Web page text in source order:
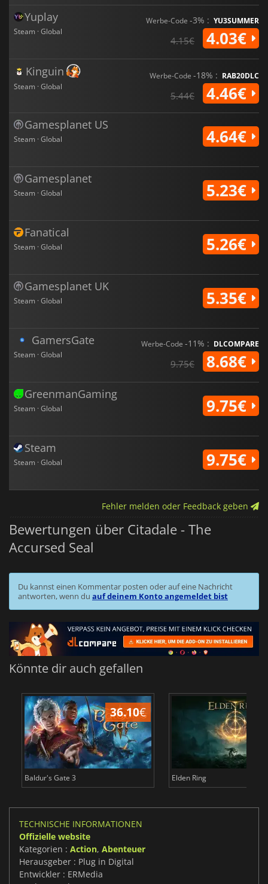
Yuplay
Steam · Global
Werbe-Code -3% : YU3SUMMER
4.15€ 4.03€
Kinguin
Steam · Global
Werbe-Code -18% : RAB20DLC
5.44€ 4.46€
Gamesplanet US
Steam · Global 4.64€
Gamesplanet
Steam · Global 5.23€
Fanatical
Steam · Global 5.26€
Gamesplanet UK
Steam · Global 5.35€
GamersGate
Steam · Global
Werbe-Code -11% : DLCOMPARE
9.75€ 8.68€
GreenmanGaming
Steam · Global 9.75€
Steam
Steam · Global 9.75€
Fehler melden oder Feedback geben
Bewertungen über Citadale - The
Accursed Seal
Du kannst einen Kommentar posten oder auf eine Nachricht
antworten, wenn du auf deinem Konto angemeldet bist
Könnte dir auch gefallen
36.10€
Baldur's Gate 3 Elden Ring
TECHNISCHE INFORMATIONEN
Offizielle website
Kategorien : Action, Abenteuer
Herausgeber : Plug in Digital
Entwickler : ERMedia